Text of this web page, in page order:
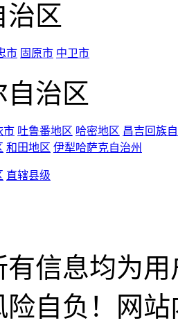
治区
市 固原市 中卫市
自治区
市 吐鲁番地区 哈密地区 昌吉回族
和田地区 伊犁哈萨克自治州
直辖县级
有信息均为
险自负！网